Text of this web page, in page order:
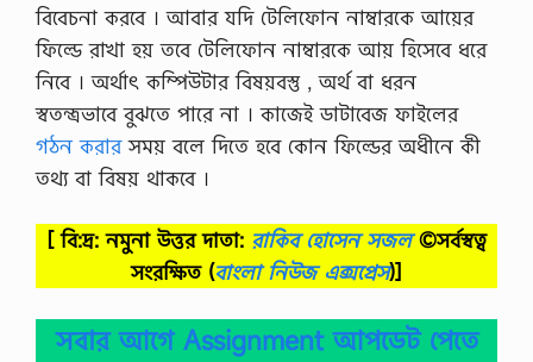
বিবেচনা করবে । আবার যদি টেলিফোন নাম্বারকে আয়ের
ফিল্ডে রাখা হয় তবে টেলিফোন নাম্বারকে আয় হিসেবে ধরে
নিবে । অর্থাৎ কম্পিউটার বিষয়বস্তু , অর্থ বা ধরন
স্বতন্ত্রভাবে বুঝতে পারে না । কাজেই ডাটাবেজ ফাইলের
গঠন করারসময় বলে দিতে হবে কোন ফিল্ডের অধীনে কী
তথ্য বা বিষয় থাকবে ।
[ বি:দ্র: নমুনা উত্তর দাতা: রাকিব হোসেন সজল©সর্বস্বত্ব
সংরক্ষিত (বাংলা নিউজ এক্সপ্রেস)]
সবার আগে Assignment আপডেট পেতে